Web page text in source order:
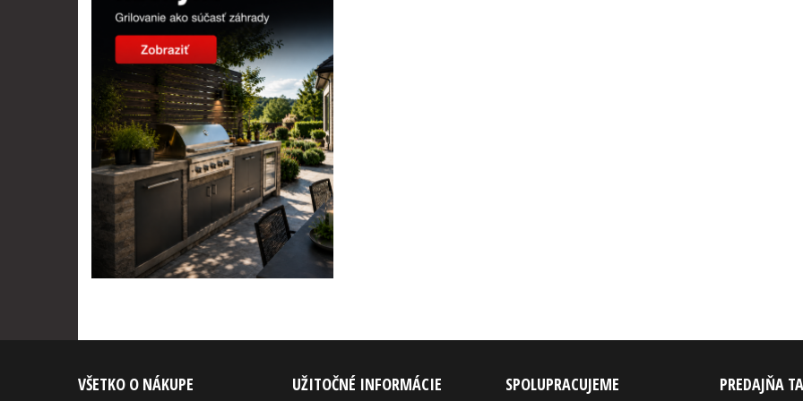
VŠETKO O NÁKUPE UŽITOČNÉ INFORMÁCIE SPOLUPRACUJEME PREDAJŇA